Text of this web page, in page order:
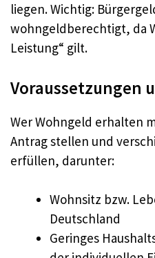
liegen. Wichtig:
wohngeldberechtigt, da
Leistung“ gilt.
Voraussetzungen
Wer Wohngeld erhalten
Antrag stellen und
erfüllen, darunter:
Wohnsitz bzw.
Deutschland
Geringes